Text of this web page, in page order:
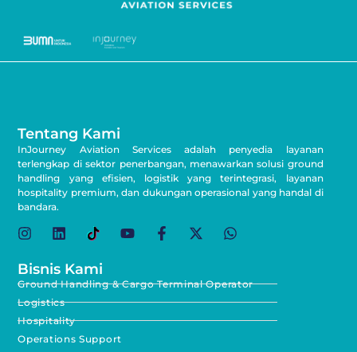
Tentang Kami
InJourney Aviation Services adalah penyedia layanan
terlengkap di sektor penerbangan, menawarkan solusi ground
handling yang efisien, logistik yang terintegrasi, layanan
hospitality premium, dan dukungan operasional yang handal di
bandara.
Bisnis Kami
Ground Handling & Cargo Terminal Operator
Logistics
Hospitality
Operations Support